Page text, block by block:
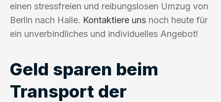
einen stressfreien und reibungslosen Umzug von
Berlin nach Halle. Kontaktiere uns noch heute für
ein unverbindliches und individuelles Angebot!
Geld sparen beim
Transport der